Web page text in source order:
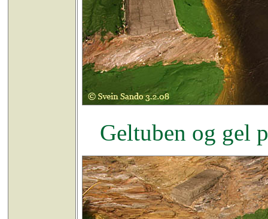
Geltuben og gel